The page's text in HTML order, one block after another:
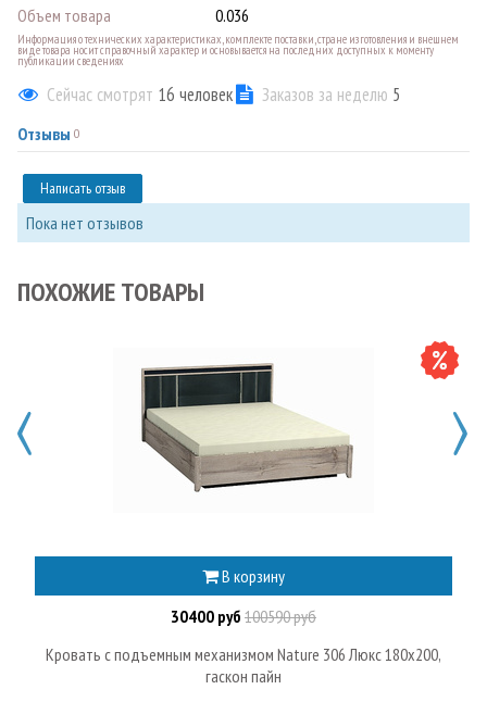
Объем товара
0.036
Информация о технических характеристиках, комплекте поставки, стране изготовления и внешнем
виде товара носит справочный характер и основывается на последних доступных к моменту
публикации сведениях
Сейчас смотрят 16 человек Заказов за неделю 5
Отзывы 0
Написать отзыв
Пока нет отзывов
ПОХОЖИЕ ТОВАРЫ
В корзину
30400 руб 100590 руб
Кровать с подъемным механизмом Nature 306 Люкс 180х200,
гаскон пайн